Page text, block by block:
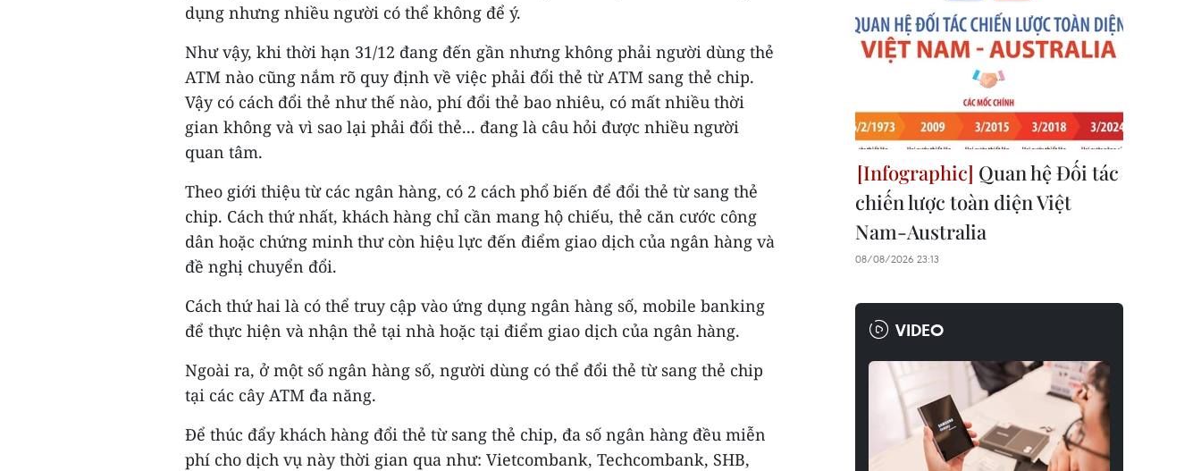
dụng nhưng nhiều người có thể không để ý.
Như vậy, khi thời hạn 31/12 đang đến gần nhưng không phải người dùng thẻ
ATM nào cũng nắm rõ quy định về việc phải đổi thẻ từ ATM sang thẻ chip.
Vậy có cách đổi thẻ như thế nào, phí đổi thẻ bao nhiêu, có mất nhiều thời
gian không và vì sao lại phải đổi thẻ... đang là câu hỏi được nhiều người
quan tâm.
Theo giới thiệu từ các ngân hàng, có 2 cách phổ biến để đổi thẻ từ sang thẻ
chip. Cách thứ nhất, khách hàng chỉ cần mang hộ chiếu, thẻ căn cước công
dân hoặc chứng minh thư còn hiệu lực đến điểm giao dịch của ngân hàng và
đề nghị chuyển đổi.
Cách thứ hai là có thể truy cập vào ứng dụng ngân hàng số, mobile banking
để thực hiện và nhận thẻ tại nhà hoặc tại điểm giao dịch của ngân hàng.
Ngoài ra, ở một số ngân hàng số, người dùng có thể đổi thẻ từ sang thẻ chip
tại các cây ATM đa năng.
Để thúc đẩy khách hàng đổi thẻ từ sang thẻ chip, đa số ngân hàng đều miễn
phí cho dịch vụ này thời gian qua như: Vietcombank, Techcombank, SHB,
Quan hệ Đối tác
chiến lược toàn diện Việt
Nam-Australia
08/08/2026 23:13
VIDEO